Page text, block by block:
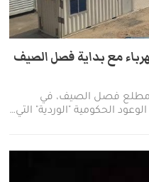
مع بداية فصل الصيف
مطلع فصل الصيف، في
الحكومية "الوردية" التي…